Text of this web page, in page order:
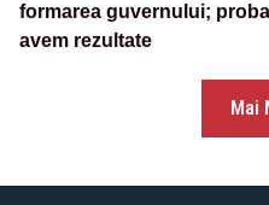
formarea guvernului;
avem rezultate
Mai